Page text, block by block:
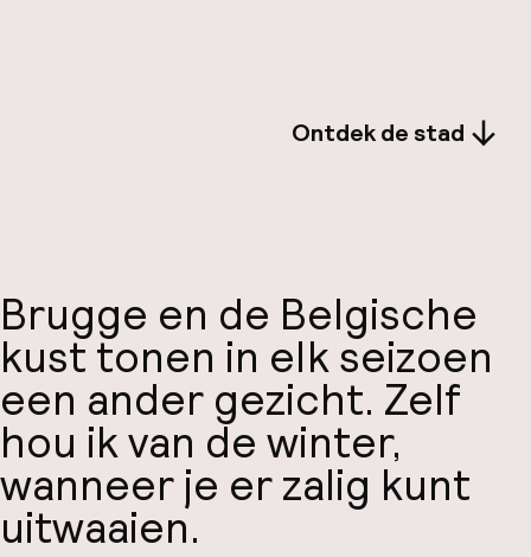
Ontdek de stad
Brugge en de Belgische
kust tonen in elk seizoen
een ander gezicht. Zelf
hou ik van de winter,
wanneer je er zalig kunt
uitwaaien.